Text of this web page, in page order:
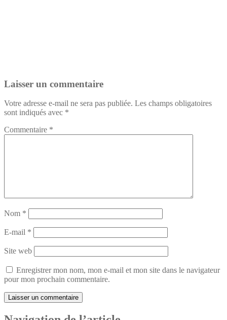
Laisser un commentaire
Votre adresse e-mail ne sera pas publiée. Les champs obligatoires
sont indiqués avec *
Commentaire *
Nom *
E-mail *
Site web
Enregistrer mon nom, mon e-mail et mon site dans le navigateur
pour mon prochain commentaire.